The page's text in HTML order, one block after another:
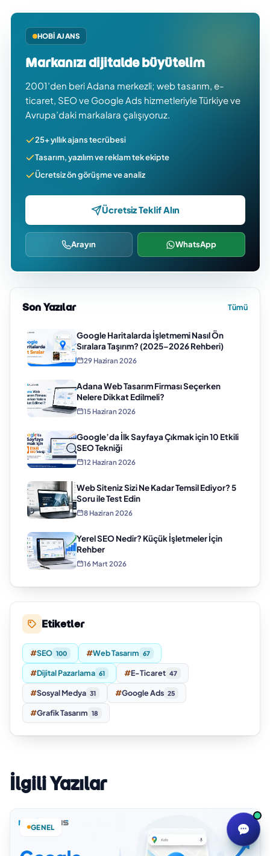
HOBI AJANS
Markanızı dijitalde büyütelim
2001’den beri Adana merkezli; web tasarım, e-
ticaret, SEO ve Google Ads hizmetleriyle Türkiye ve
Avrupa’daki markalara çalışıyoruz.
25+ yıllık ajans tecrübesi
Tasarım, yazılım ve reklam tek ekipte
Ücretsiz ön görüşme ve analiz
Ücretsiz Teklif Alın
Arayın WhatsApp
Son Yazılar Tümü
Google Haritalarda İşletmemi Nasıl Ön
Sıralara Taşırım? (2025–2026 Rehberi)
29 Haziran 2026
Adana Web Tasarım Firması Seçerken
Nelere Dikkat Edilmeli?
15 Haziran 2026
Google’da İlk Sayfaya Çıkmak için 10 Etkili
SEO Tekniği
12 Haziran 2026
Web Siteniz Sizi Ne Kadar Temsil Ediyor? 5
Soru ile Test Edin
8 Haziran 2026
Yerel SEO Nedir? Küçük İşletmeler İçin
Rehber
16 Mart 2026
Etiketler
#SEO 100 #Web Tasarım 67
#Dijital Pazarlama 61 #E-Ticaret 47
#Sosyal Medya 31 #Google Ads 25
#Grafik Tasarım 18
İlgili Yazılar
GENEL